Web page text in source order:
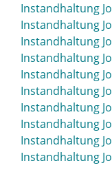
Instandhaltung
Instandhaltung
Instandhaltung
Instandhaltung
Instandhaltung
Instandhaltung
Instandhaltung
Instandhaltung
Instandhaltung
Instandhaltung